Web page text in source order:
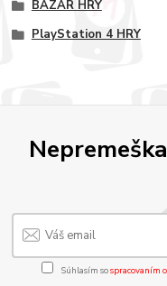
BAZÁR HRY
PlayStation 4 HRY
Súhlasím sospracovaním